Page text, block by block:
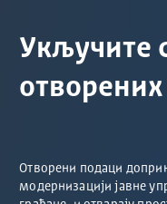
Укључите
Отворени подаци
модернизацији јавне